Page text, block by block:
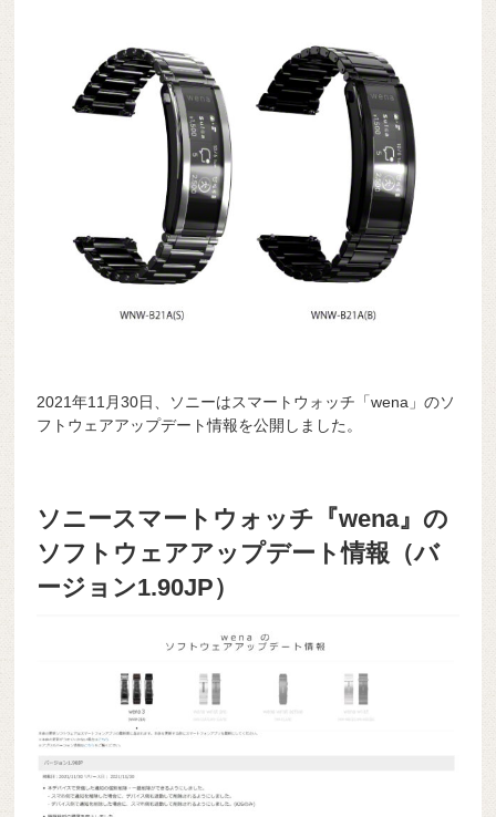
o
k
n
g
er
2021年11月30日、ソニーはスマートウォッチ「wena」のソ
フトウェアアップデート情報を公開しました。
ソニースマートウォッチ『wena』の
ソフトウェアアップデート情報（バ
ージョン1.90JP）